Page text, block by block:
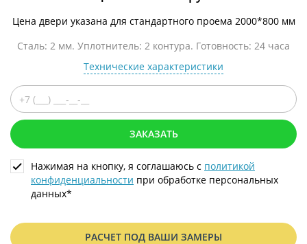
Цена двери указана для стандартного проема 2000*800 мм
Сталь: 2 мм. Уплотнитель: 2 контура. Готовность: 24 часа
Технические характеристики
ЗАКАЗАТЬ
Нажимая на кнопку, я соглашаюсь с политикой
конфиденциальности при обработке персональных
данных*
РАСЧЕТ ПОД ВАШИ ЗАМЕРЫ